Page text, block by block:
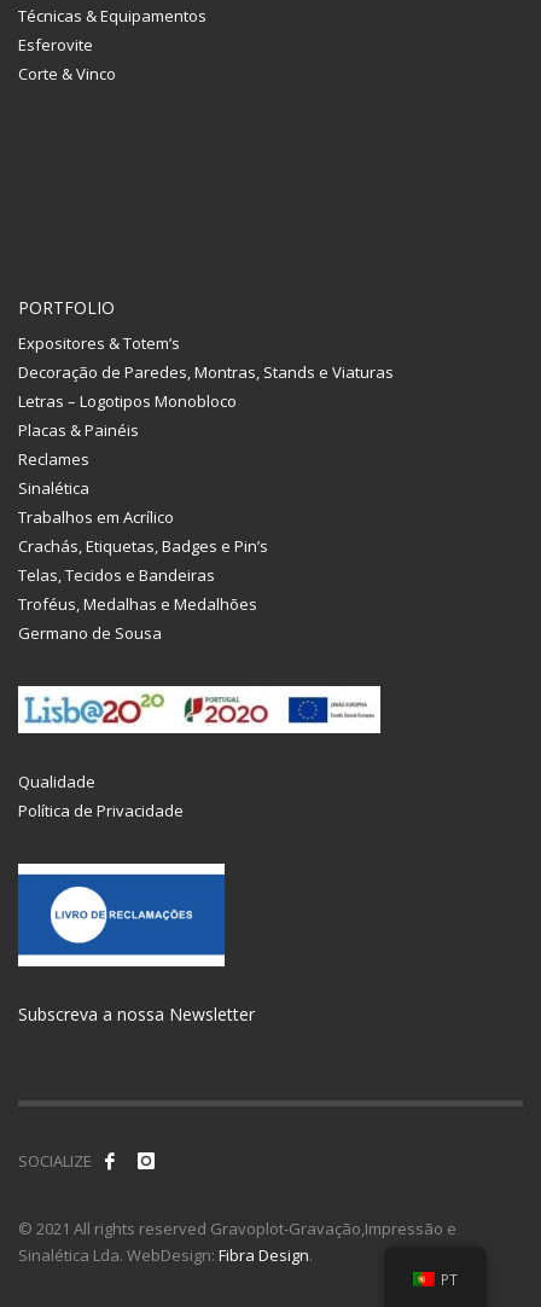
Técnicas & Equipamentos
Esferovite
Corte & Vinco
PORTFOLIO
Expositores & Totem’s
Decoração de Paredes, Montras, Stands e Viaturas
Letras – Logotipos Monobloco
Placas & Painéis
Reclames
Sinalética
Trabalhos em Acrílico
Crachás, Etiquetas, Badges e Pin’s
Telas, Tecidos e Bandeiras
Troféus, Medalhas e Medalhões
Germano de Sousa
Qualidade
Política de Privacidade
Subscreva a nossa Newsletter
SOCIALIZE
© 2021 All rights reserved Gravoplot-Gravação,Impressão e
Sinalética Lda. WebDesign: Fibra Design.
PT